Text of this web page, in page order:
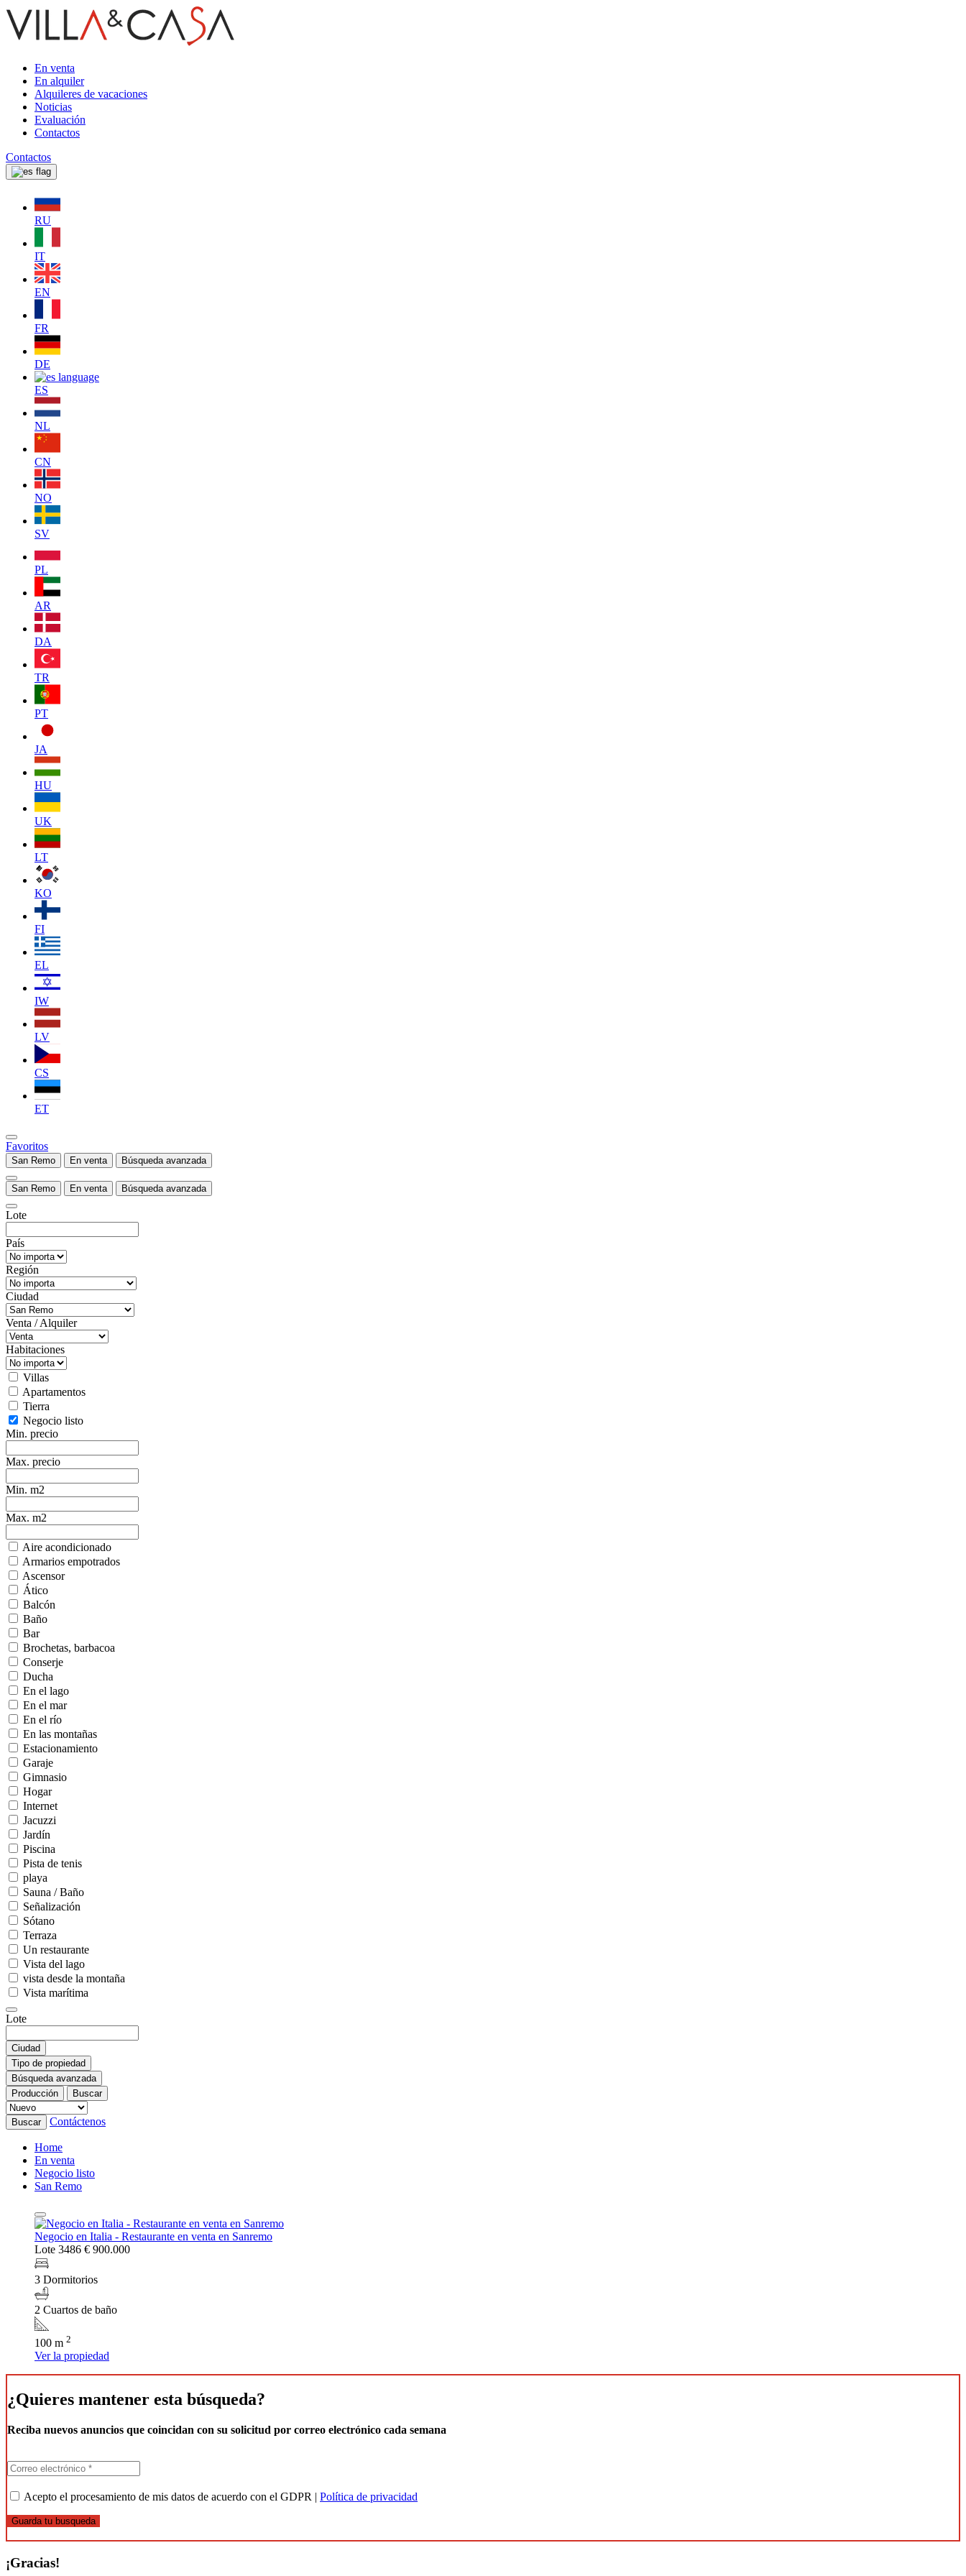
En venta
En alquiler
Alquileres de vacaciones
Noticias
Evaluación
Contactos
Contactos
RU
IT
EN
FR
DE
ES
NL
CN
NO
SV
PL
AR
DA
TR
PT
JA
HU
UK
LT
KO
FI
EL
IW
LV
CS
ET
Favoritos
San Remo En venta Búsqueda avanzada
San Remo En venta Búsqueda avanzada
Lote
País
Región
Ciudad
Venta / Alquiler
Habitaciones
Villas
Apartamentos
Tierra
Negocio listo
Min. precio
Max. precio
Min. m2
Max. m2
Aire acondicionado
Armarios empotrados
Ascensor
Ático
Balcón
Baño
Bar
Brochetas, barbacoa
Conserje
Ducha
En el lago
En el mar
En el río
En las montañas
Estacionamiento
Garaje
Gimnasio
Hogar
Internet
Jacuzzi
Jardín
Piscina
Pista de tenis
playa
Sauna / Baño
Señalización
Sótano
Terraza
Un restaurante
Vista del lago
vista desde la montaña
Vista marítima
Lote
Ciudad
Tipo de propiedad
Búsqueda avanzada
Producción
Buscar
Buscar Contáctenos
Home
En venta
Negocio listo
San Remo
Negocio en Italia - Restaurante en venta en Sanremo
Lote 3486 € 900.000
3 Dormitorios
2 Cuartos de baño
100 m 2
Ver la propiedad
¿Quieres mantener esta búsqueda?
Reciba nuevos anuncios que coincidan con su solicitud por correo electrónico cada semana
Acepto el procesamiento de mis datos de acuerdo con el GDPR | Política de privacidad
Guarda tu busqueda
¡Gracias!